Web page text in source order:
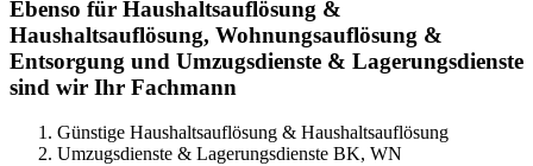
Ebenso für Haushaltsauflösung &
Haushaltsauflösung, Wohnungsauflösung &
Entsorgung und Umzugsdienste & Lagerungsdienste
sind wir Ihr Fachmann
Günstige Haushaltsauflösung & Haushaltsauflösung
Umzugsdienste & Lagerungsdienste BK, WN